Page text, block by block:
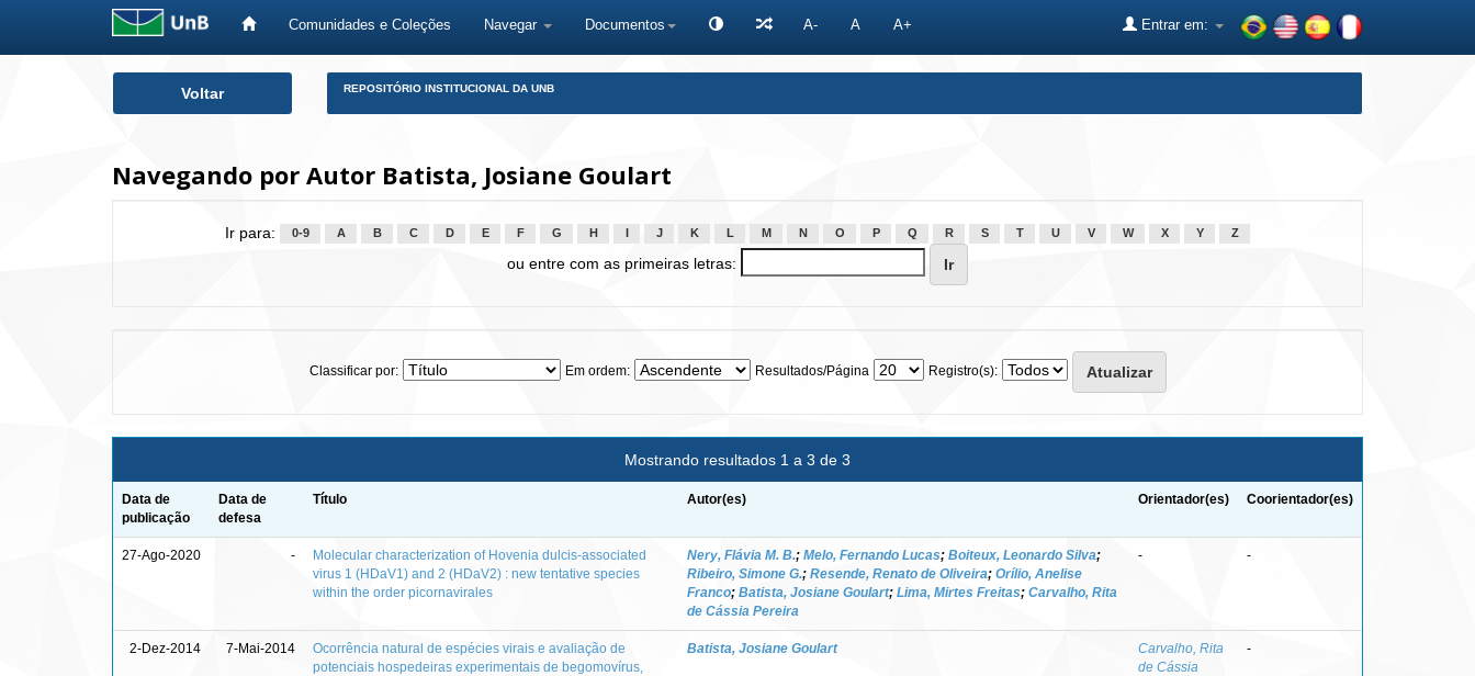
Comunidades e Coleções Navegar Documentos A- A A+ Entrar em:
Voltar REPOSITÓRIO INSTITUCIONAL DA UNB
Navegando por Autor Batista, Josiane Goulart
Ir para: 0-9 A B C D E F G H J K L M N O P Q R S T U V W X Y Z
ou entre com as primeiras letras:
Classificar por: Em ordem: Resultados/Página Registro(s):
Mostrando resultados 1 a 3 de 3
Data de
publicação
Data de
defesa
Título Autor(es) Orientador(es) Coorientador(es)
27-Ago-2020 -
Molecular characterization of Hovenia dulcis-associated
virus 1 (HDaV1) and 2 (HDaV2) : new tentative species
within the order picornavirales
Nery, Flávia M. B.; Melo, Fernando Lucas; Boiteux, Leonardo Silva;
Ribeiro, Simone G.; Resende, Renato de Oliveira; Orílio, Anelise
Franco; Batista, Josiane Goulart; Lima, Mirtes Freitas; Carvalho, Rita
de Cássia Pereira
- -
2-Dez-2014 7-Mai-2014
Ocorrência natural de espécies virais e avaliação de
potenciais hospedeiras experimentais de begomovírus,
Batista, Josiane Goulart
Carvalho, Rita
de Cássia
-